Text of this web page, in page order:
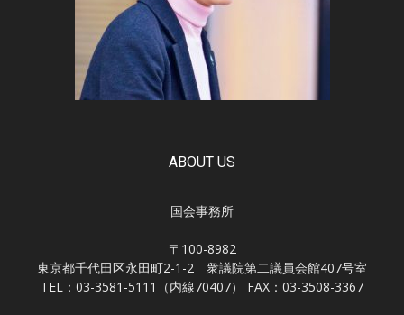
ABOUT US
国会事務所
〒100-8982
東京都千代田区永田町2-1-2 衆議院第二議員会館407号室
TEL：03-3581-5111（内線70407） FAX：03-3508-3367